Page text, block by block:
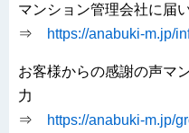
マンション管理会社に届
⇒
https://anabuki-m.jp/
お客様からの感謝の声マ
力
⇒
https://anabuki-m.jp/